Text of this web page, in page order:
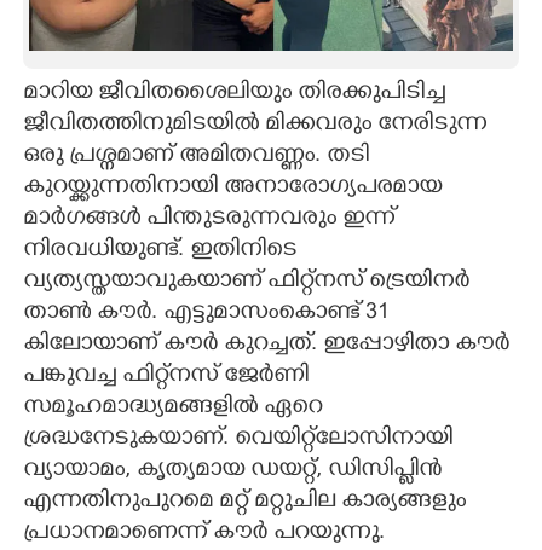
ASTRO
CARTOONS
LITERATURE
ZOOM
CONTACT US
മാറിയ ജീവിതശൈലിയും തിരക്കുപിടിച്ച
ജീവിതത്തിനുമിടയിൽ മിക്കവരും നേരിടുന്ന
ഒരു പ്രശ്നമാണ് അമിതവണ്ണം. തടി
കുറയ്ക്കുന്നതിനായി അനാരോഗ്യപരമായ
മാർഗങ്ങൾ പിന്തുടരുന്നവരും ഇന്ന്
നിരവധിയുണ്ട്. ഇതിനിടെ
വ്യത്യസ്തയാവുകയാണ് ഫിറ്റ്‌നസ് ട്രെയിനർ
താൺ കൗർ. എട്ടുമാസംകൊണ്ട് 31
കിലോയാണ് കൗർ കുറച്ചത്. ഇപ്പോഴിതാ കൗർ
പങ്കുവച്ച ഫിറ്റ്‌നസ് ജേർണി
സമൂഹമാദ്ധ്യമങ്ങളിൽ ഏറെ
ശ്രദ്ധനേടുകയാണ്. വെയിറ്റ്‌ലോസിനായി
വ്യായാമം, കൃത്യമായ ഡയറ്റ്, ഡിസിപ്ളിൻ
എന്നതിനുപുറമെ മറ്റ് മറ്റുചില കാര്യങ്ങളും
പ്രധാനമാണെന്ന് കൗർ പറയുന്നു.